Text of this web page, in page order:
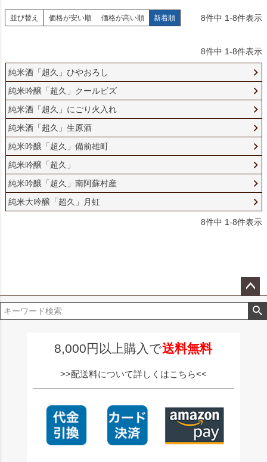
並び替え 価格が安い順 価格が高い順 新着順 8件中 1-8件表示
8件中 1-8件表示
純米酒「超久」ひやおろし
純米吟醸「超久」クールビズ
純米酒「超久」にごり火入れ
純米酒「超久」生原酒
純米吟醸「超久」備前雄町
純米吟醸「超久」
純米吟醸「超久」南阿蘇村産
純米大吟醸「超久」月虹
8件中 1-8件表示
ペー
ジト
8,000円以上購入で送料無料
>>配送料について詳しくはこちら<<